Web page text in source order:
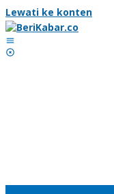
Lewati ke konten